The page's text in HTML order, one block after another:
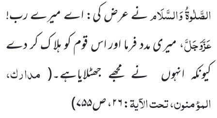
الصَّلٰوۃُ وَالسَّلَامنے عرض کی: اے میرے رب!
عَزَّوَجَلَّ، میری مدد فرما اور اس قوم کو ہلا ک کر دے
کیونکہ انہوں نے مجھے جھٹلایاہے۔( مدارک،
المؤمنون، تحت الآیۃ:۲۶، ص۷۵۵)